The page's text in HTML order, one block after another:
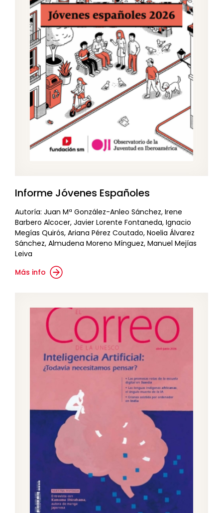
Informe Jóvenes Españoles
Autoría: Juan Mª González-Anleo Sánchez, Irene
Barbero Alcocer, Javier Lorente Fontaneda, Ignacio
Megías Quirós, Ariana Pérez Coutado, Noelia Álvarez
Sánchez, Almudena Moreno Mínguez, Manuel Mejías
Leiva
Más info